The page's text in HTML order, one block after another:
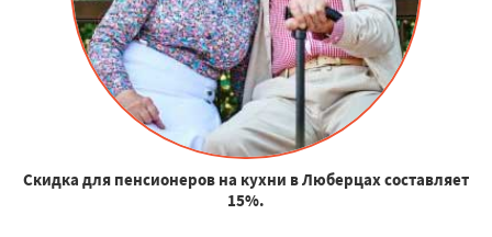
Скидка для пенсионеров на кухни в Люберцах составляет
15%.